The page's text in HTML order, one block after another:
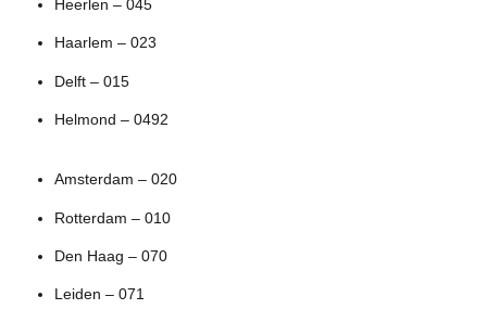
Heerlen – 045
Haarlem – 023
Delft – 015
Helmond – 0492
Amsterdam – 020
Rotterdam – 010
Den Haag – 070
Leiden – 071